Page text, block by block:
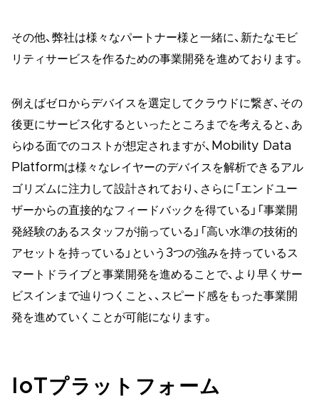
その他、弊社は様々なパートナー様と一緒に、新たなモビ
リティサービスを作るための事業開発を進めております。
例えばゼロからデバイスを選定してクラウドに繋ぎ、その
後更にサービス化するといったところまでを考えると、あ
らゆる面でのコストが想定されますが、Mobility Data
Platformは様々なレイヤーのデバイスを解析できるアル
ゴリズムに注力して設計されており、さらに「エンドユー
ザーからの直接的なフィードバックを得ている」「事業開
発経験のあるスタッフが揃っている」「高い水準の技術的
アセットを持っている」という3つの強みを持っているス
マートドライブと事業開発を進めることで、より早くサー
ビスインまで辿りつくこと、、スピード感をもった事業開
発を進めていくことが可能になります。
IoTプラットフォーム